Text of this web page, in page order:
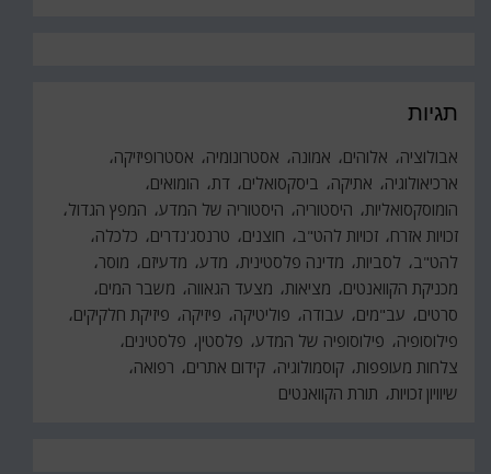
תגיות
אבולוציה אלוהים אמונה אסטרונומיה
אסטרופיזיקה
ארכיאולוגיה
אתיקה ביסקסואלים דת הומואים
הומוסקסואליות היסטוריה היסטוריה של המדע המפץ הגדול
זכויות אזרח זכויות להט"ב חוצנים טרנסג'נדרים
כלכלה
להט"ב
לסביות מדינה פלסטינית מדע מדעיזם
מוסר
מכניקת הקוואנטים
מציאות מצעד הגאווה
משבר המים
סרטים
עב"מים עבודה פוליטיקה פיזיקה
פיזיקת חלקיקים
פילוסופיה
פילוסופיה של המדע פלסטין פלסטינים
צלחות מעופפות קוסמולוגיה קידום אתרים
רפואה
שיוויון זכויות תורת הקוואנטים